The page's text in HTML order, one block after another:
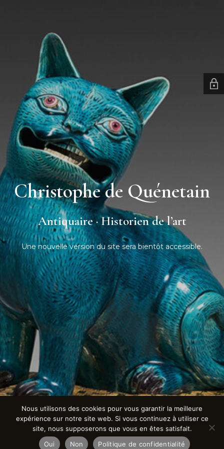
Christophe de Quénetain
Antiquaire · Historien de l’art
Une nouvelle version du site sera bientôt accessible.
Nous utilisons des cookies pour vous garantir la meilleure
expérience sur notre site web. Si vous continuez à utiliser ce
site, nous supposerons que vous en êtes satisfait.
Oui
Non Politique de confidentialité